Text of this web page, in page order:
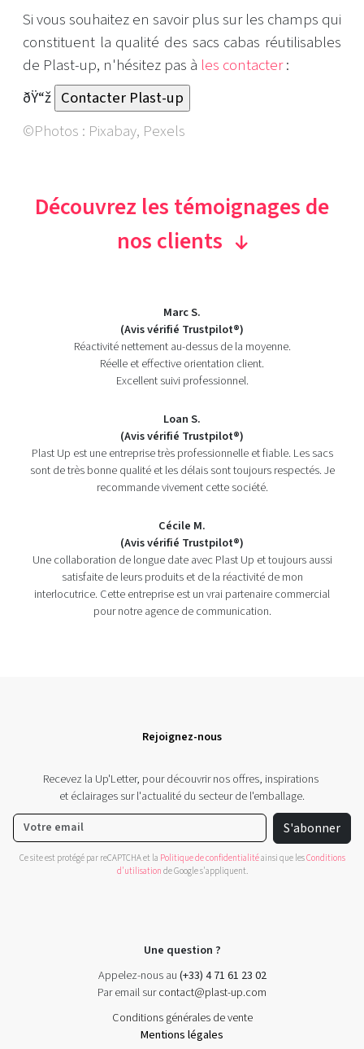
Si vous souhaitez en savoir plus sur les champs qui
constituent la qualité des sacs cabas réutilisables
de Plast-up, n'hésitez pas à les contacter:
ðŸ“ž
©Photos : Pixabay, Pexels
Découvrez les témoignages de
nos clients
Marc S.
(Avis vérifié Trustpilot®)
Réactivité nettement au-dessus de la moyenne.
Réelle et effective orientation client.
Excellent suivi professionnel.
Loan S.
(Avis vérifié Trustpilot®)
Plast Up est une entreprise très professionnelle et fiable. Les sacs
sont de très bonne qualité et les délais sont toujours respectés. Je
recommande vivement cette société.
Cécile M.
(Avis vérifié Trustpilot®)
Une collaboration de longue date avec Plast Up et toujours aussi
satisfaite de leurs produits et de la réactivité de mon
interlocutrice. Cette entreprise est un vrai partenaire commercial
pour notre agence de communication.
Rejoignez-nous
Recevez la Up'Letter, pour découvrir nos offres, inspirations
et éclairages sur l'actualité du secteur de l'emballage.
S'abonner
Ce site est protégé par reCAPTCHA et la Politique de confidentialitéainsi que lesConditions
d'utilisation de Google s'appliquent.
Une question ?
Appelez-nous au(+33) 4 71 61 23 02
Par email surcontact@plast-up.com
Conditions générales de vente
Mentions légales